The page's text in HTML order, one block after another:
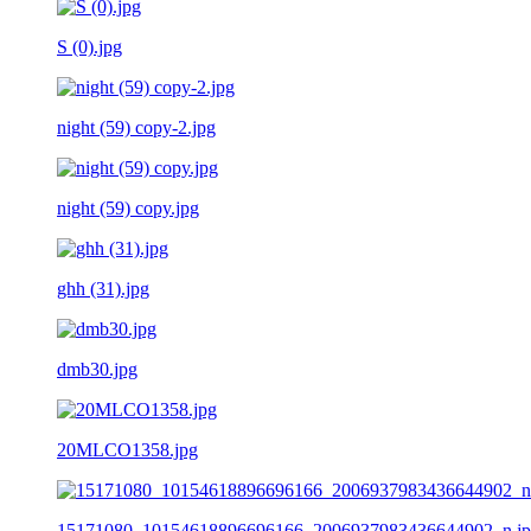
S (0).jpg
night (59) copy-2.jpg
night (59) copy.jpg
ghh (31).jpg
dmb30.jpg
20MLCO1358.jpg